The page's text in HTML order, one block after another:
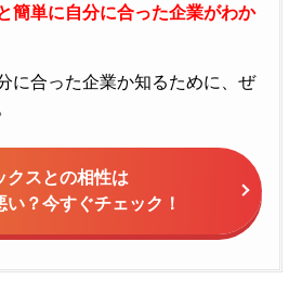
簡単に自分に合った企業がわか
に合った企業か知るために、ぜ
クスとの相性は
い？今すぐチェック！